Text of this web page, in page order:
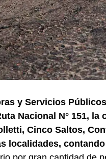
y Servicios
Nacional N° 151,
Cinco Saltos,
localidades,